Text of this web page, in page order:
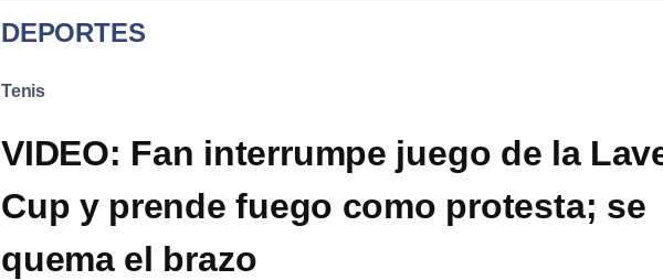
DEPORTES
Tenis
VIDEO: Fan interrumpe juego de la
Cup y prende fuego como protesta; se
quema el brazo